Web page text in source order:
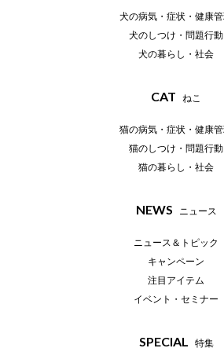
犬の病気・症状・健康
犬のしつけ・問題行動
犬の暮らし・社会
CAT ねこ
猫の病気・症状・健康
猫のしつけ・問題行動
猫の暮らし・社会
NEWS ニュース
ニュース＆トピック
キャンペーン
注目アイテム
イベント・セミナー
SPECIAL 特集